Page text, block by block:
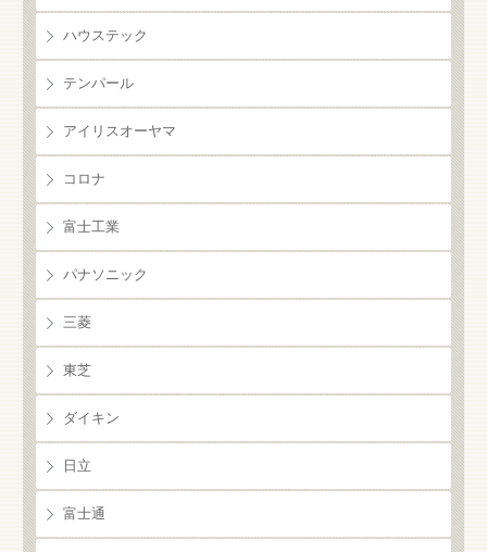
ハウステック
テンパール
アイリスオーヤマ
コロナ
富士工業
パナソニック
三菱
東芝
ダイキン
日立
富士通